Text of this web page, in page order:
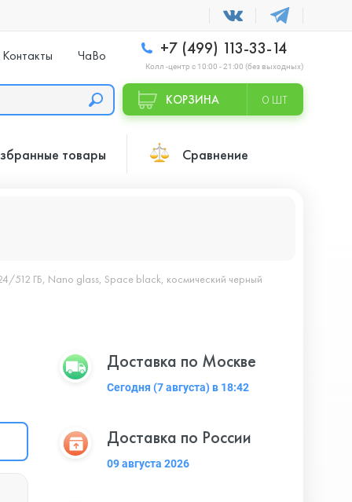
Контакты ЧаВо +7 (499) 113-33-14
Колл -центр с 10:00 - 21:00 (без выходных)
КОРЗИНА 0 ШТ
товары Сравнение
512 ГБ, Nano glass, Space black, космический черный
Доставка по Москве
Сегодня (7 августа) в 18:42
Доставка по России
09 августа 2026